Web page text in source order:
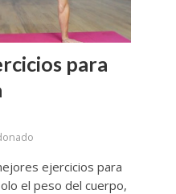
para
ejercicios para
el peso del cuerpo,